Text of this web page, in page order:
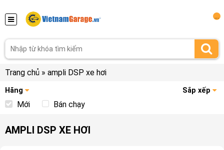
Trang chủ » ampli DSP xe hơi
Hãng Sắp xếp
Mới Bán chạy
AMPLI DSP XE HƠI